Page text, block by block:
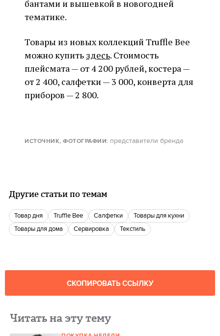
бантами и вышевкой в новогодней
тематике.
Товары из новых коллекций Truffle Bee
можно купить здесь. Стоимость
плейсмата — от 4 200 рублей, костера —
от 2 400, салфетки — 3 000, конверта для
приборов — 2 800.
ИСТОЧНИК, ФОТОГРАФИИ: представители бренда
Другие статьи по темам
Товар дня Truffle Bee Салфетки
Товары для кухни
Товары для дома
Сервировка Текстиль
СКОПИРОВАТЬ ССЫЛКУ
Читать на эту тему